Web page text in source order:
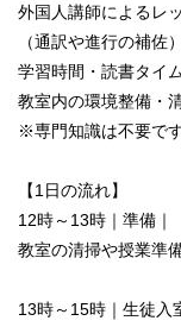
外国人講師によるレ
（通訳や進行の補佐）
学習時間・読書タイ
教室内の環境整備・
※専門知識は不要で
【1日の流れ】
12時～13時｜準備｜
教室の清掃や授業準
13時～15時｜生徒入